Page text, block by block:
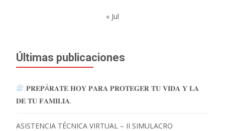
« Jul
Últimas publicaciones
𝐏𝐑𝐄𝐏Á𝐑𝐀𝐓𝐄 𝐇𝐎𝐘 𝐏𝐀𝐑𝐀 𝐏𝐑𝐎𝐓𝐄𝐆𝐄𝐑 𝐓𝐔 𝐕𝐈𝐃𝐀 𝐘 𝐋𝐀
𝐃𝐄 𝐓𝐔 𝐅𝐀𝐌𝐈𝐋𝐈𝐀.
ASISTENCIA TÉCNICA VIRTUAL – II SIMULACRO